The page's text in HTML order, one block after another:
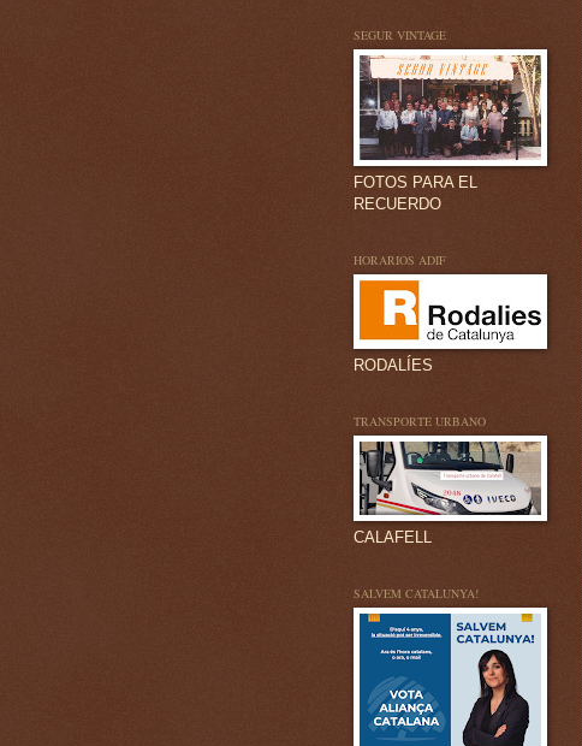
SEGUR VINTAGE
FOTOS PARA EL
RECUERDO
HORARIOS ADIF
RODALÍES
TRANSPORTE URBANO
CALAFELL
SALVEM CATALUNYA!